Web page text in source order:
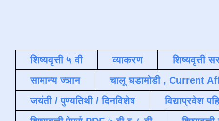
शिष्यवृत्ती ५ वी व्याकरण
शिष्यवृत्ती
सामान्य ज्ञान
चालू घडामोडी , Current
जयंती / पुण्यतिथी / दिनविशेष
विद्याप्रवेश